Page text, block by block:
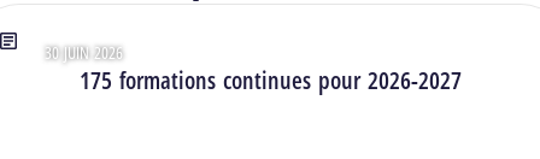
175 formations continues pour 2026-2027
Type : Articles
30 JUIN 2026